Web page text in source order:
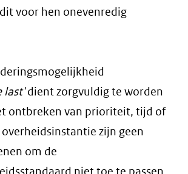
voor hen onevenredig
last'dient zorgvuldig te worden
ontbreken van prioriteit, tijd of
zijn geen
om de